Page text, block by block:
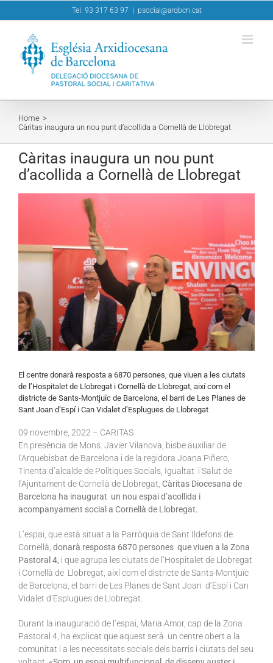
to
Tel. 93 317 63 97 psocial@arqbcn.cat
Home
Càritas inaugura un nou punt d’acollida a Cornellà de Llobregat
Càritas inaugura un nou punt
d’acollida a Cornellà de Llobregat
El centre donarà resposta a 6870 persones, que viuen a les ciutats
de l’Hospitalet de Llobregat i Cornellà de Llobregat, així com el
districte de Sants-Montjuïc de Barcelona, el barri de Les Planes de
Sant Joan d’Espí i Can Vidalet d’Esplugues de Llobregat
09 novembre , 2022 – CARITAS
En presència de Mons. Javier Vilanova, bisbe auxiliar de
l’Arquebisbat de Barcelona i de la regidora Joana Piñero,
Tinenta d’alcalde de Polítiques Socials, Igualtat i Salut de
l’Ajuntament de Cornellà de Llobregat, Càritas Diocesana de
Barcelona ha inaugurat un nou espai d’acollida i
acompanyament social a Cornellà de Llobregat.
L’espai, que està situat a la Parròquia de Sant Ildefons de
Cornellà, donarà resposta 6870 persones que viuen a la Zona
Pastoral 4, i que agrupa les ciutats de l’Hospitalet de Llobregat
i Cornellà de Llobregat, així com el districte de Sants-Montjuïc
de Barcelona, el barri de Les Planes de Sant Joan d’Espí i Can
Vidalet d’Esplugues de Llobregat.
Durant la inauguració de l’espai, Maria Amor, cap de la Zona
Pastoral 4, ha explicat que aquest serà un centre obert a la
comunitat i a les necessitats socials dels barris i ciutats del seu